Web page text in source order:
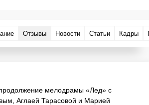
Отзывы Новости Статьи Кадры
мелодрамы «Лед» с
Аглаей Тарасовой и Марией